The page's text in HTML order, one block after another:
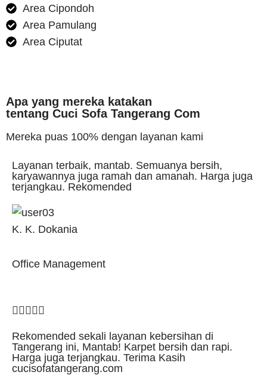
Area Cipondoh
Area Pamulang
Area Ciputat
Apa yang mereka katakan
tentang Cuci Sofa Tangerang Com
Mereka puas 100% dengan layanan kami
Layanan terbaik, mantab. Semuanya bersih,
karyawannya juga ramah dan amanah. Harga juga
terjangkau. Rekomended
K. K. Dokania
Office Management
    
Rekomended sekali layanan kebersihan di
Tangerang ini, Mantab! Karpet bersih dan rapi.
Harga juga terjangkau. Terima Kasih
cucisofatangerang.com